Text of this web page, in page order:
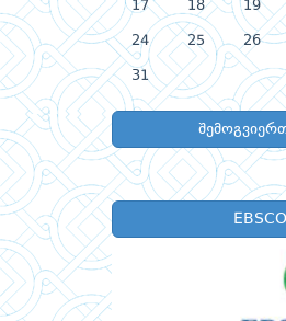
17 18 19
24 25 26
31